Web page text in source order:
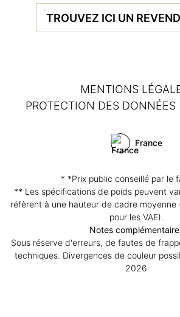
TROUVEZ ICI UN
MENTIONS
PROTECTION DES DONNÉES
France
* *Prix public conseillé par le
** Les spécifications de poids peuvent
réfèrent à une hauteur de cadre
pour les VAE).
Notes
Sous réserve d'erreurs, de fautes de
techniques. Divergences de couleur
2026